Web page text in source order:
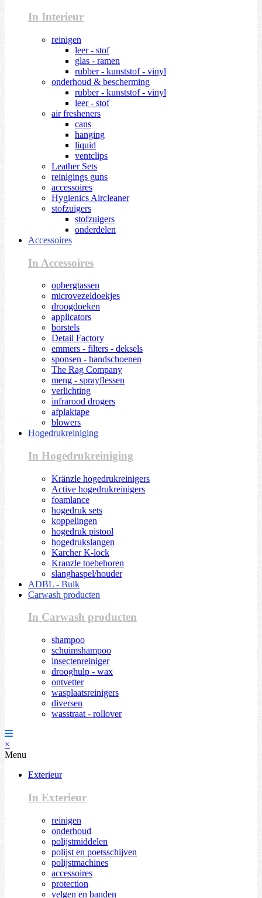
In Interieur
reinigen
leer - stof
glas - ramen
rubber - kunststof - vinyl
onderhoud & bescherming
rubber - kunststof - vinyl
leer - stof
air fresheners
cans
hanging
liquid
ventclips
Leather Sets
reinigings guns
accessoires
Hygienics Aircleaner
stofzuigers
stofzuigers
onderdelen
Accessoires
In Accessoires
opbergtassen
microvezeldoekjes
droogdoeken
applicators
borstels
Detail Factory
emmers - filters - deksels
sponsen - handschoenen
The Rag Company
meng - sprayflessen
verlichting
infrarood drogers
afplaktape
blowers
Hogedrukreiniging
In Hogedrukreiniging
Kränzle hogedrukreinigers
Active hogedrukreinigers
foamlance
hogedruk sets
koppelingen
hogedruk pistool
hogedrukslangen
Karcher K-lock
Kranzle toebehoren
slanghaspel/houder
ADBL - Bulk
Carwash producten
In Carwash producten
shampoo
schuimshampoo
insectenreiniger
drooghulp - wax
ontvetter
wasplaatsreinigers
diversen
wasstraat - rollover
×
Menu
Exterieur
In Exterieur
reinigen
onderhoud
polijstmiddelen
polijst en poetsschijven
polijstmachines
accessoires
protection
velgen en banden